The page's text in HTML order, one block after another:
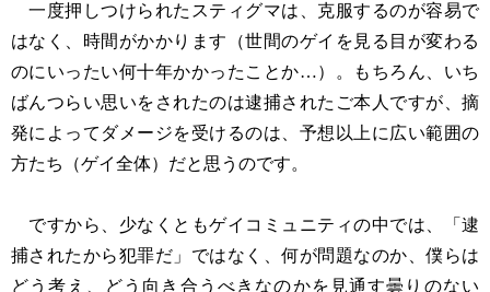
一度押しつけられたスティグマは、克服するのが容易で
はなく、時間がかかります（世間のゲイを見る目が変わる
のにいったい何十年かかったことか…）。もちろん、いち
ばんつらい思いをされたのは逮捕されたご本人ですが、摘
発によってダメージを受けるのは、予想以上に広い範囲の
方たち（ゲイ全体）だと思うのです。
ですから、少なくともゲイコミュニティの中では、「逮
捕されたから犯罪だ」ではなく、何が問題なのか、僕らは
どう考え、どう向き合うべきなのかを見通す曇りのない